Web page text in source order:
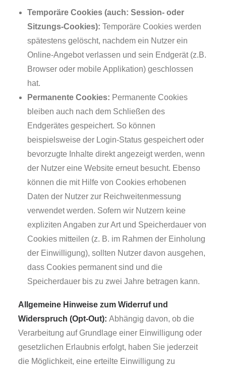
Temporäre Cookies (auch: Session- oder
Sitzungs-Cookies): Temporäre Cookies werden
spätestens gelöscht, nachdem ein Nutzer ein
Online-Angebot verlassen und sein Endgerät (z.B.
Browser oder mobile Applikation) geschlossen
hat.
Permanente Cookies: Permanente Cookies
bleiben auch nach dem Schließen des
Endgerätes gespeichert. So können
beispielsweise der Login-Status gespeichert oder
bevorzugte Inhalte direkt angezeigt werden, wenn
der Nutzer eine Website erneut besucht. Ebenso
können die mit Hilfe von Cookies erhobenen
Daten der Nutzer zur Reichweitenmessung
verwendet werden. Sofern wir Nutzern keine
expliziten Angaben zur Art und Speicherdauer von
Cookies mitteilen (z. B. im Rahmen der Einholung
der Einwilligung), sollten Nutzer davon ausgehen,
dass Cookies permanent sind und die
Speicherdauer bis zu zwei Jahre betragen kann.
Allgemeine Hinweise zum Widerruf und
Widerspruch (Opt-Out): Abhängig davon, ob die
Verarbeitung auf Grundlage einer Einwilligung oder
gesetzlichen Erlaubnis erfolgt, haben Sie jederzeit
die Möglichkeit, eine erteilte Einwilligung zu